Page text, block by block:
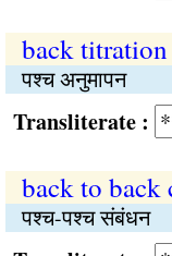
back titration
पश्च अनुमापन
:
back to back
पश्च-पश्च संबंधन